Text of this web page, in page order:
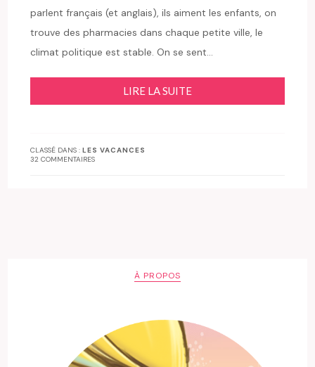
parlent français (et anglais), ils aiment les enfants, on
trouve des pharmacies dans chaque petite ville, le
climat politique est stable. On se sent…
LIRE LA SUITE
CLASSÉ DANS :LES VACANCES
32 COMMENTAIRES
À PROPOS